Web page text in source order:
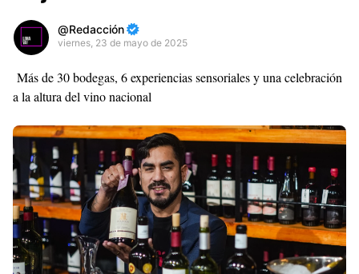
Redacción
viernes, 23 de mayo de 2025
Premium
By
Design
With
Shroff
Templates
Más de 30 bodegas, 6 experiencias sensoriales y una celebración
a la altura del vino nacional